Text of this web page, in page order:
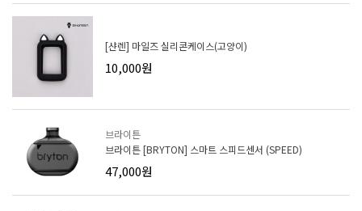
[샨렌] 마일즈 실리콘케이스(고양이)
10,000원
브라이튼
브라이튼 [BRYTON] 스마트 스피드센서 (SPEED)
47,000원